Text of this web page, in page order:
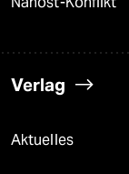
Verlag
Aktuelles